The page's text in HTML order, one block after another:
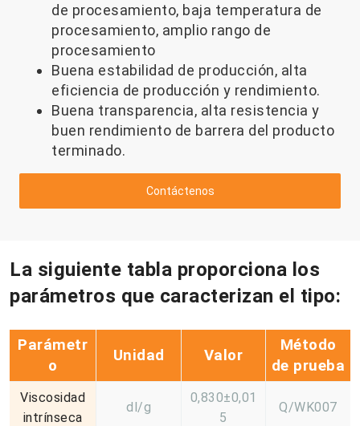
de procesamiento, baja temperatura de
procesamiento, amplio rango de
procesamiento
Buena estabilidad de producción, alta
eficiencia de producción y rendimiento.
Buena transparencia, alta resistencia y
buen rendimiento de barrera del producto
terminado.
Contáctenos
La siguiente tabla proporciona los
parámetros que caracterizan el tipo:
Parámetr
o
Unidad Valor
Método
de prueba
Viscosidad
intrínseca
dl/g
0,830±0,01
5
Q/WK007